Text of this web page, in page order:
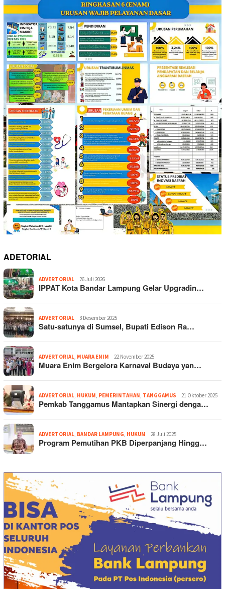
ADETORIAL
ADVERTORIAL 26 Juli 2026
IPPAT Kota Bandar Lampung Gelar Upgradin…
ADVERTORIAL 3 Desember 2025
Satu-satunya di Sumsel, Bupati Edison Ra…
ADVERTORIAL MUARA ENIM 22 November 2025
Muara Enim Bergelora Karnaval Budaya yan…
ADVERTORIAL HUKUM PEMERINTAHAN TANGGAMUS 21 Oktober 2025
Pemkab Tanggamus Mantapkan Sinergi denga…
ADVERTORIAL BANDAR LAMPUNG HUKUM 28 Juli 2025
Program Pemutihan PKB Diperpanjang Hingg…